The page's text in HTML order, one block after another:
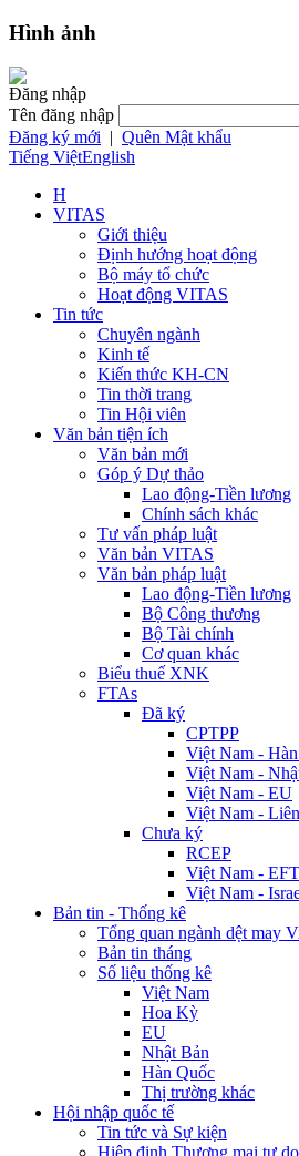
Hình ảnh
Đăng nhập
Tên đăng nhập
Đăng ký mới | Quên Mật khẩu
Tiếng ViệtEnglish
H
VITAS
Giới thiệu
Định hướng hoạt động
Bộ máy tổ chức
Hoạt động VITAS
Tin tức
Chuyên ngành
Kinh tế
Kiến thức KH-CN
Tin thời trang
Tin Hội viên
Văn bản tiện ích
Văn bản mới
Góp ý Dự thảo
Lao động-Tiền lương
Chính sách khác
Tư vấn pháp luật
Văn bản VITAS
Văn bản pháp luật
Lao động-Tiền lương
Bộ Công thương
Bộ Tài chính
Cơ quan khác
Biểu thuế XNK
FTAs
Đã ký
CPTPP
Việt Nam -
Việt Nam -
Việt Nam - EU
Việt Nam -
Chưa ký
RCEP
Việt Nam -
Việt Nam -
Bản tin - Thống kê
Tổng quan ngành dệt may
Bản tin tháng
Số liệu thống kê
Việt Nam
Hoa Kỳ
EU
Nhật Bản
Hàn Quốc
Thị trường khác
Hội nhập quốc tế
Tin tức và Sự kiện